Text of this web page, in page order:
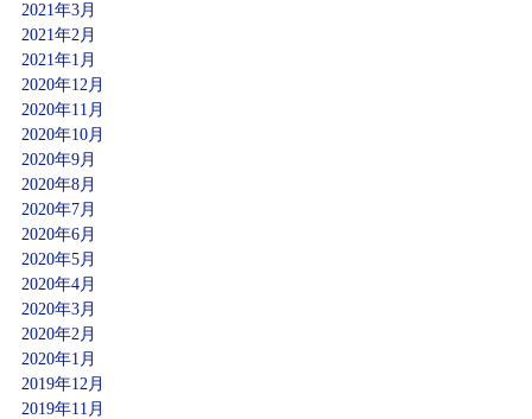
2021年3月
2021年2月
2021年1月
2020年12月
2020年11月
2020年10月
2020年9月
2020年8月
2020年7月
2020年6月
2020年5月
2020年4月
2020年3月
2020年2月
2020年1月
2019年12月
2019年11月